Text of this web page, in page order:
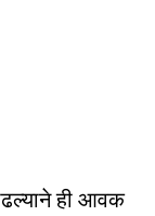
ही आवक